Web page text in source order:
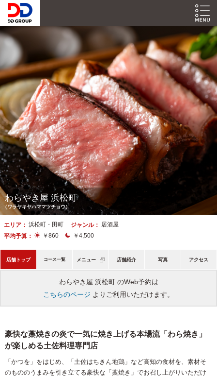
わらやき屋 浜松町
（ワラヤキヤハママツチョウ）
エリア： 浜松町・田町 ジャンル： 居酒屋
平均予算：
￥860 ￥4,500
店舗トップ コース一覧 メニュー 店舗紹介 写真 アクセス
わらやき屋 浜松町 のWeb予約は
こちらのページ よりご利用いただけます。
豪快な藁焼きの炎で一気に焼き上げる本場流「わら焼き」
が楽しめる土佐料理専門店
「かつを」をはじめ、「土佐はちきん地鶏」など高知の食材を、素材そ
のもののうまみを引き立てる豪快な「藁焼き」でお召し上がりいただけ